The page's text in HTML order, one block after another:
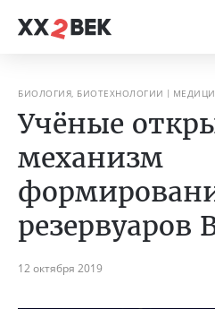
БИОЛОГИЯ, БИОТЕХНОЛОГИИ
Учёные
механизм
резервуаров
12 октября 2019